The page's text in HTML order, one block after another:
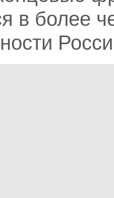
в более